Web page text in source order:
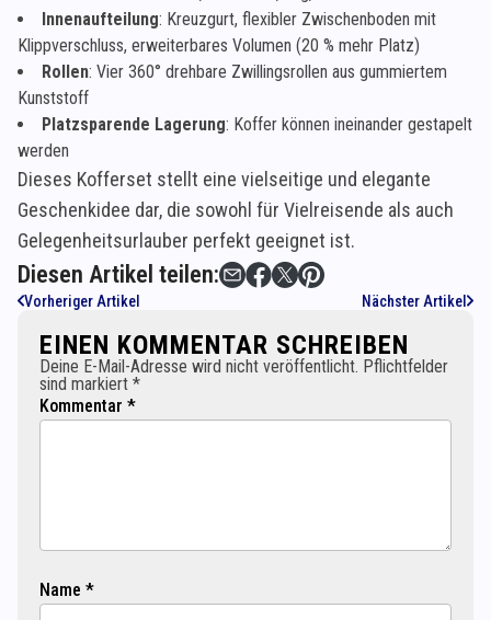
Innenaufteilung: Kreuzgurt, flexibler Zwischenboden mit
Klippverschluss, erweiterbares Volumen (20 % mehr Platz)
Rollen: Vier 360° drehbare Zwillingsrollen aus gummiertem
Kunststoff
Platzsparende Lagerung: Koffer können ineinander gestapelt
werden
Dieses Kofferset stellt eine vielseitige und elegante
Geschenkidee dar, die sowohl für Vielreisende als auch
Gelegenheitsurlauber perfekt geeignet ist.
Diesen Artikel teilen:
Vorheriger Artikel Nächster Artikel
EINEN KOMMENTAR SCHREIBEN
Deine E-Mail-Adresse wird nicht veröffentlicht. Pflichtfelder
sind markiert *
Kommentar *
Name *